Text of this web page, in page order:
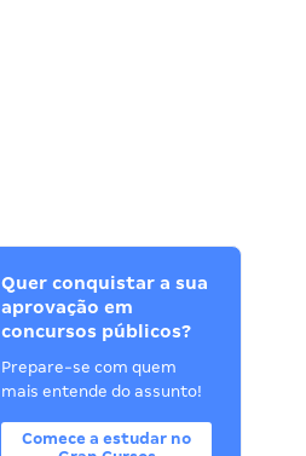
Quer conquistar a sua
aprovação em
concursos públicos?
Prepare-se com quem
mais entende do assunto!
Comece a estudar no